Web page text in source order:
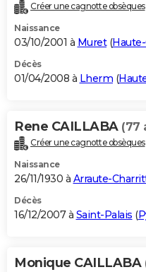
Créer une cagnotte obsèques
Naissance
03/10/2001 à Muret(
Décès
01/04/2008 à Lherm (
Rene CAILLABA (77
Créer une cagnotte obsèques
Naissance
26/11/1930 à Arraute-
Décès
16/12/2007 à Saint-Palais (
Monique CAILLABA